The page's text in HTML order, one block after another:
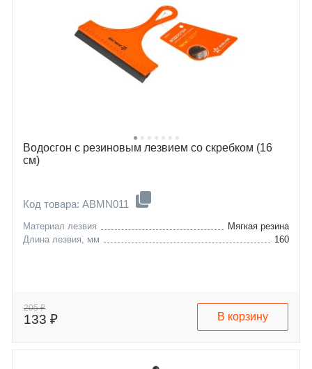
Водосгон с резиновым лезвием со скребком (16
см)
Код товара: ABMN011
Материал лезвия
Мягкая резина
Длина лезвия, мм
160
205 ₽
133 ₽ В корзину